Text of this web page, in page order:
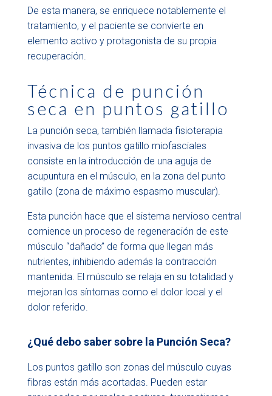
De esta manera, se enriquece notablemente el
tratamiento, y el paciente se convierte en
elemento activo y protagonista de su propia
recuperación.
Técnica de punción
seca en puntos gatillo
La punción seca, también llamada fisioterapia
invasiva de los puntos gatillo miofasciales
consiste en la introducción de una aguja de
acupuntura en el músculo, en la zona del punto
gatillo (zona de máximo espasmo muscular).
Esta punción hace que el sistema nervioso central
comience un proceso de regeneración de este
músculo “dañado” de forma que llegan más
nutrientes, inhibiendo además la contracción
mantenida. El músculo se relaja en su totalidad y
mejoran los síntomas como el dolor local y el
dolor referido.
¿Qué debo saber sobre la Punción Seca?
Los puntos gatillo son zonas del músculo cuyas
fibras están más acortadas. Pueden estar